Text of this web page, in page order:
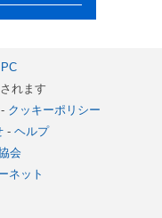
PC
れます
- クッキーポリシー
- ヘルプ
会
ネット